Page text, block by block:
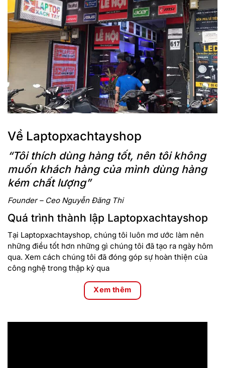
Laptop HP EliteBook 840 G8Giải quyết công việc nhanh
chóng, khi sở hữu Bộ xử lý Chip Intel thế hệ 11 mạnh mẽ
Core™ i7-1185G7, đa tác vụ vận hành hệ thống nhanh mượt,
mở nhiều tab cùng một lúc mà không lo bị đơ, treo máy. Đi
kèm bộ nhớ RAM 8GB có thể nâng cấp 16GB, truy cập dữ
liệu siêu nhanh chóng và Ổ cứng SSD thoải mái lưu trữ dữ
liệu. Máy tích hợp sẵn hệ điều hành Windows 10
Laptop HP EliteBook 840 G8Màn hình 14″ FHD hoặc FHD
Cảm ứng, chống lóa độ phân giải cao, viền màn hình hẹp
ràng.
Về Laptopxachtayshop
“Tôi thích dùng hàng tốt, nên tôi không
muốn khách hàng của mình dùng hàng
kém chất lượng”
Founder – Ceo Nguyễn Đăng Thi
Quá trình thành lập Laptopxachtayshop
Tại Laptopxachtayshop, chúng tôi luôn mơ ước làm nên
những điều tốt hơn những gì chúng tôi đã tạo ra ngày hôm
qua. Xem cách chúng tôi đã đóng góp sự hoàn thiện của
công nghệ trong thập kỷ qua
Xem thêm